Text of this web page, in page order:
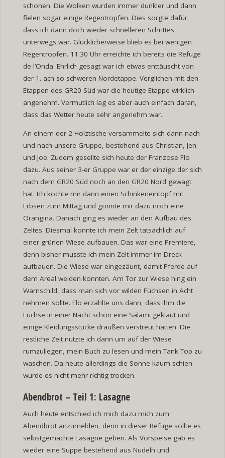
schonen. Die Wolken wurden immer dunkler und dann
fielen sogar einige Regentropfen. Dies sorgte dafür,
dass ich dann doch wieder schnelleren Schrittes
unterwegs war. Glücklicherweise blieb es bei wenigen
Regentropfen. 11:30 Uhr erreichte ich bereits die Refuge
de l’Onda. Ehrlich gesagt war ich etwas enttäuscht von
der 1. ach so schweren Nordetappe. Verglichen mit den
Etappen des GR20 Süd war die heutige Etappe wirklich
angenehm. Vermutlich lag es aber auch einfach daran,
dass das Wetter heute sehr angenehm war.
An einem der 2 Holztische versammelte sich dann nach
und nach unsere Gruppe, bestehend aus Christian, Jen
und Joe. Zudem gesellte sich heute der Franzose Flo
dazu. Aus seiner 3-er Gruppe war er der einzige der sich
nach dem GR20 Süd noch an den GR20 Nord gewagt
hat. Ich kochte mir dann einen Schinkeneintopf mit
Erbsen zum Mittag und gönnte mir dazu noch eine
Orangina. Danach ging es wieder an den Aufbau des
Zeltes. Diesmal konnte ich mein Zelt tatsächlich auf
einer grünen Wiese aufbauen. Das war eine Premiere,
denn bisher musste ich mein Zelt immer im Dreck
aufbauen. Die Wiese war eingezäunt, damit Pferde auf
dem Areal weiden konnten. Am Tor zur Wiese hing ein
Warnschild, dass man sich vor wilden Füchsen in Acht
nehmen sollte. Flo erzählte uns dann, dass ihm die
Füchse in einer Nacht schon eine Salami geklaut und
einige Kleidungsstücke draußen verstreut hatten. Die
restliche Zeit nutzte ich dann um auf der Wiese
rumzuliegen, mein Buch zu lesen und mein Tank Top zu
waschen. Da heute allerdings die Sonne kaum schien
wurde es nicht mehr richtig trocken.
Abendbrot – Teil 1: Lasagne
Auch heute entschied ich mich dazu mich zum
Abendbrot anzumelden, denn in dieser Refuge sollte es
selbstgemachte Lasagne geben. Als Vorspeise gab es
wieder eine Suppe bestehend aus Nudeln und